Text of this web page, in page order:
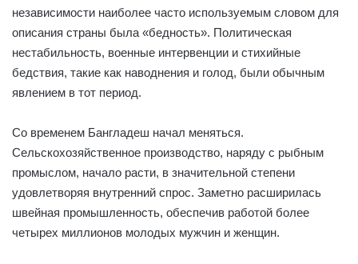
независимости наиболее часто используемым словом для
описания страны была «бедность». Политическая
нестабильность, военные интервенции и стихийные
бедствия, такие как наводнения и голод, были обычным
явлением в тот период.
Со временем Бангладеш начал меняться.
Сельскохозяйственное производство, наряду с рыбным
промыслом, начало расти, в значительной степени
удовлетворяя внутренний спрос. Заметно расширилась
швейная промышленность, обеспечив работой более
четырех миллионов молодых мужчин и женщин.